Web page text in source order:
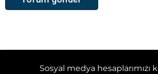
Sosyal medya hesaplarımızı